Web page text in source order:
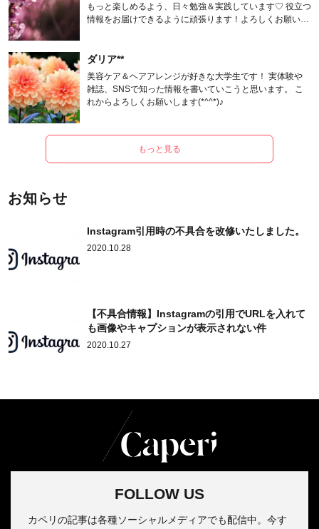
もっと楽しめるよう、日々勉強＆実践しています♡ 役立つ
情報をお届けできるように頑張ります！よろしくお願いし
ダリア**
美容ケア＆ヘアアレンジが好きな大学生です！ 実体験や
雑誌、SNSで知った情報を書いていこうと思います。 こ
れからよろしくお願いします(*^^*)♪
もっと見る
お知らせ
Instagram引用時の不具合を改修いたしました。
2020.10.28
【不具合情報】Instagramの引用でURLを入れて
も画像やキャプションが表示されない件
2020.10.27
FOLLOW US
カペリの記事は各種ソーシャルメディアでも配信中。今す